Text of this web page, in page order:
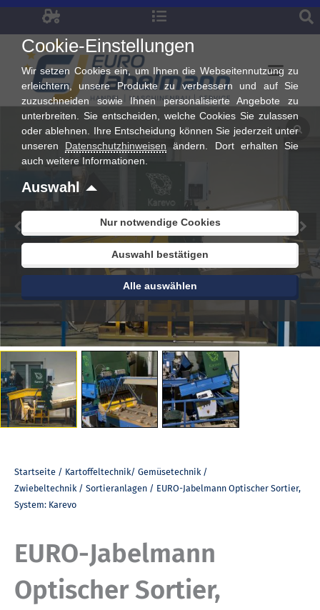
Zum
springen
Startseite / Kartoffeltechnik/ Gemüsetechnik /
Zwiebeltechnik / Sortieranlagen / EURO-Jabelmann Optischer Sortier,
System: Karevo
EURO-Jabelmann
Optischer Sortier,
Cookie-Einstellungen
Wir setzen Cookies ein, um Ihnen die Webseitennutzung zu
erleichtern, unsere Produkte zu verbessern und auf Sie
zuzuschneiden sowie Ihnen personalisierte Angebote zu
unterbreiten. Sie entscheiden, welche Cookies Sie zulassen
oder ablehnen. Ihre Entscheidung können Sie jederzeit unter
unseren Datenschutzhinweisen ändern. Dort erhalten Sie
auch weitere Informationen.
Auswahl
Nur notwendige Cookies
Auswahl bestätigen
Alle auswählen